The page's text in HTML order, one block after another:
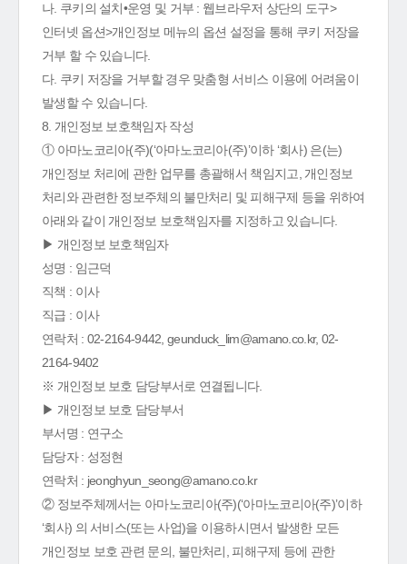
나. 쿠키의 설치•운영 및 거부 : 웹브라우저 상단의 도구>
인터넷 옵션>개인정보 메뉴의 옵션 설정을 통해 쿠키 저장을
거부 할 수 있습니다.
다. 쿠키 저장을 거부할 경우 맞춤형 서비스 이용에 어려움이
발생할 수 있습니다.
8. 개인정보 보호책임자 작성
① 아마노코리아(주)(‘아마노코리아(주)’이하 ‘회사) 은(는)
개인정보 처리에 관한 업무를 총괄해서 책임지고, 개인정보
처리와 관련한 정보주체의 불만처리 및 피해구제 등을 위하여
아래와 같이 개인정보 보호책임자를 지정하고 있습니다.
▶ 개인정보 보호책임자
성명 : 임근덕
직책 : 이사
직급 : 이사
연락처 : 02-2164-9442, geunduck_lim@amano.co.kr, 02-
2164-9402
※ 개인정보 보호 담당부서로 연결됩니다.
▶ 개인정보 보호 담당부서
부서명 : 연구소
담당자 : 성정현
연락처 : jeonghyun_seong@amano.co.kr
② 정보주체께서는 아마노코리아(주)(‘아마노코리아(주)’이하
‘회사) 의 서비스(또는 사업)을 이용하시면서 발생한 모든
개인정보 보호 관련 문의, 불만처리, 피해구제 등에 관한